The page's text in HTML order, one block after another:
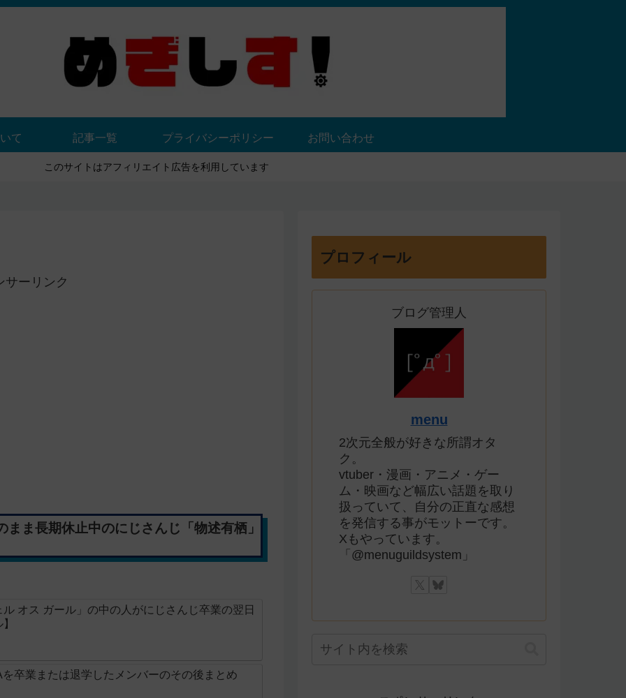
て 記事一覧 プライバシーポリシー お問い合わせ
このサイトはアフィリエイト広告を利用しています
サーリンク
ま長期休止中のにじさんじ「物述有栖」
オス ガール」の中の人がにじさんじ卒業の翌日
卒業または退学したメンバーのその後まとめ
プロフィール
ブログ管理人
menu
2次元全般が好きな所謂オタ
ク。
vtuber・漫画・アニメ・ゲー
ム・映画など幅広い話題を取り
扱っていて、自分の正直な感想
を発信する事がモットーです。
Xもやっています。
「@menuguildsystem」